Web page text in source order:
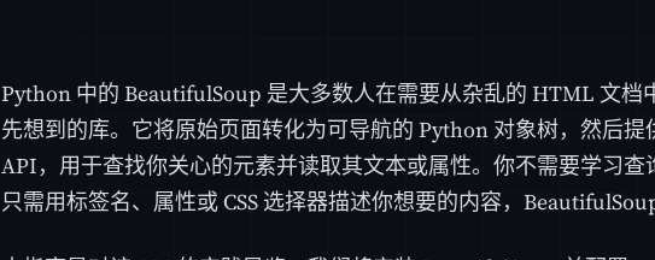
Python 中的 BeautifulSoup 是大多数人在需要从杂乱的 HTML 文档
先想到的库。它将原始页面转化为可导航的 Python 对象树，然后提
API，用于查找你关心的元素并读取其文本或属性。你不需要学习查
只需用标签名、属性或 CSS 选择器描述你想要的内容，